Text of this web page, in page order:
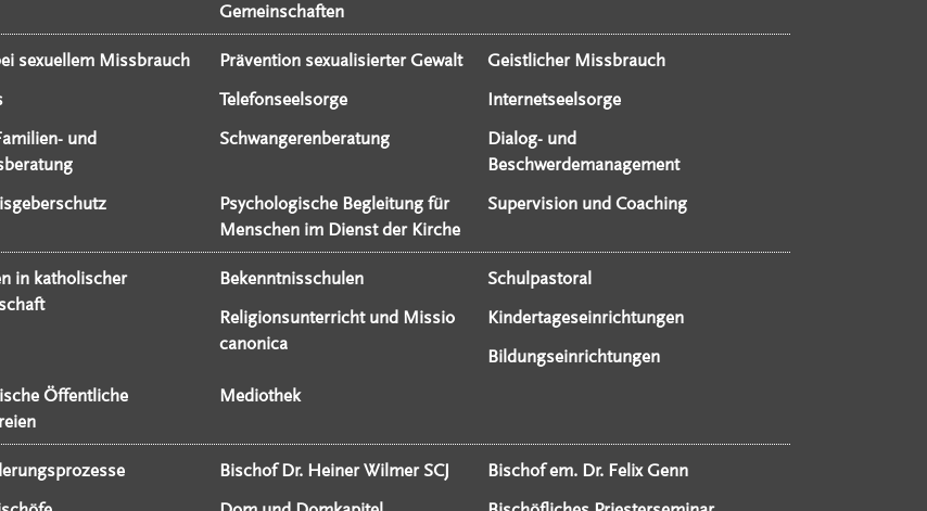
Gemeinschaften
sexuellem Missbrauch Prävention sexualisierter Gewalt
Geistlicher Missbrauch
Telefonseelsorge
Internetseelsorge
und
Schwangerenberatung
Dialog- und
Beschwerdemanagement
Psychologische Begleitung für
Menschen im Dienst der Kirche
Supervision und Coaching
in katholischer
Bekenntnisschulen
Schulpastoral
Religionsunterricht und Missio
canonica
Kindertageseinrichtungen
Bildungseinrichtungen
Öffentliche
Mediothek
Bischof Dr. Heiner Wilmer SCJ
Bischof em. Dr. Felix Genn